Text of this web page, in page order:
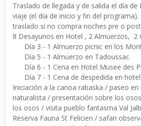
Traslado de llegada y de salida el día de
viaje (el día de inicio y fin del programa).
traslado si no compra noches pre o
8 Desayunos en Hotel , 2 Almuerzos, 2
Día 3 - 1 Almuerzo picnic en los
Día 5 - 1 Almuerzo en Tadoussac
Día 6 - 1 Cena en Hotel Musee des
Día 7 - 1 Cena de despedida en hotel
Iniciación a la canoa rabaska / paseo en
naturalista / presentación sobre los
los osos / visita pueblo fantasma Val
Reserva Fauna St Felicien / safari